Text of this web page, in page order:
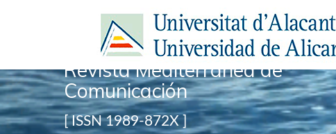
Revista Mediterránea de
Comunicación
ISSN 1989-872X